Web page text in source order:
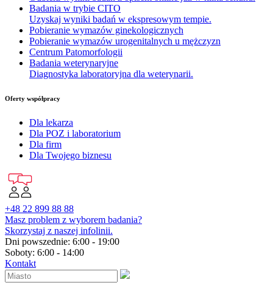
Badania w trybie CITO
Uzyskaj wyniki badań w ekspresowym tempie.
Pobieranie wymazów ginekologicznych
Pobieranie wymazów urogenitalnych u mężczyzn
Centrum Patomorfologii
Badania weterynaryjne
Diagnostyka laboratoryjna dla weterynarii.
Oferty współpracy
Dla lekarza
Dla POZ i laboratorium
Dla firm
Dla Twojego biznesu
+48 22 899 88 88
Masz problem z wyborem badania?
Skorzystaj z naszej infolinii.
Dni powszednie: 6:00 - 19:00
Soboty: 6:00 - 14:00
Kontakt